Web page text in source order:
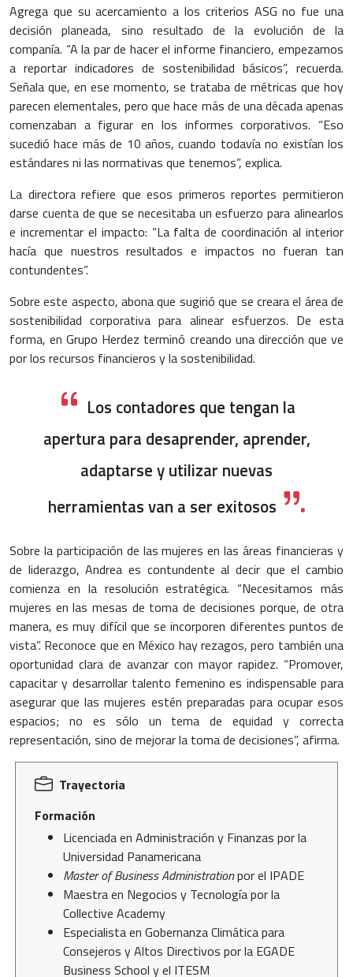
Agrega que su acercamiento a los criterios ASG no fue una
decisión planeada, sino resultado de la evolución de la
companía. “A la par de hacer el informe financiero, empezamos
a reportar indicadores de sostenibilidad básicos”, recuerda.
Señala que, en ese momento, se trataba de métricas que hoy
parecen elementales, pero que hace más de una década apenas
comenzaban a figurar en los informes corporativos. “Eso
sucedió hace más de 10 años, cuando todavía no existían los
estándares ni las normativas que tenemos”, explica.
La directora refiere que esos primeros reportes permitieron
darse cuenta de que se necesitaba un esfuerzo para alinearlos
e incrementar el impacto: “La falta de coordinación al interior
hacía que nuestros resultados e impactos no fueran tan
contundentes”.
Sobre este aspecto, abona que sugirió que se creara el área de
sostenibilidad corporativa para alinear esfuerzos. De esta
forma, en Grupo Herdez terminó creando una dirección que ve
por los recursos financieros y la sostenibilidad.
Los contadores que tengan la
apertura para desaprender, aprender,
adaptarse y utilizar nuevas
herramientas van a ser exitosos
Sobre la participación de las mujeres en las áreas financieras y
de liderazgo, Andrea es contundente al decir que el cambio
comienza en la resolución estratégica. “Necesitamos más
mujeres en las mesas de toma de decisiones porque, de otra
manera, es muy difícil que se incorporen diferentes puntos de
vista”. Reconoce que en México hay rezagos, pero también una
oportunidad clara de avanzar con mayor rapidez. “Promover,
capacitar y desarrollar talento femenino es indispensable para
asegurar que las mujeres estén preparadas para ocupar esos
espacios; no es sólo un tema de equidad y correcta
representación, sino de mejorar la toma de decisiones”, afirma.
Trayectoria
Formación
Licenciada en Administración y Finanzas por la
Universidad Panamericana
Master of Business Administrationpor el IPADE
Maestra en Negocios y Tecnología por la
Collective Academy
Especialista en Gobernanza Climática para
Consejeros y Altos Directivos por la EGADE
Business School y el ITESM